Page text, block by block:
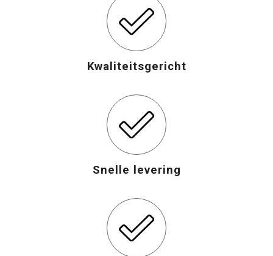
Opvouwbare tassen
Katoenen draagtassen
Kwaliteitsgericht
Snelle levering